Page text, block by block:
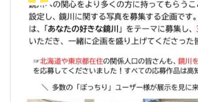
X
加盟ス